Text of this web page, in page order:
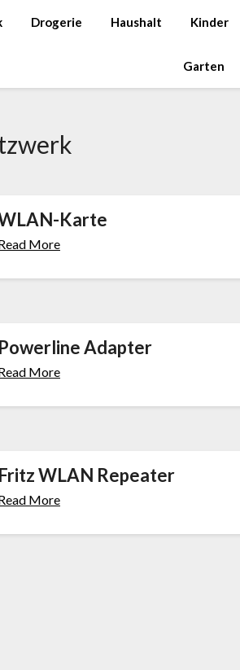
Drogerie Haushalt Kinder
Garten
Karte
More
Powerline Adapter
More
Fritz WLAN Repeater
More